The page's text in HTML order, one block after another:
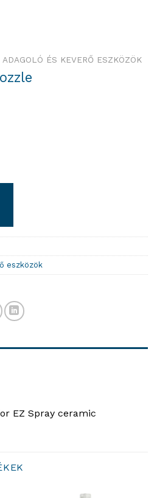
ADAGOLÓ ÉS KEVERŐ ESZKÖZÖK
eszközök
EZ Spray ceramic